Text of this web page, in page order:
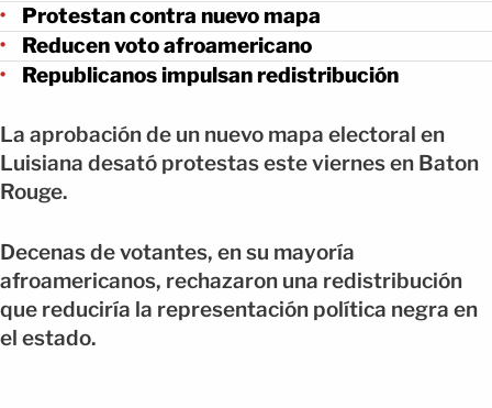
Protestan contra nuevo mapa
Reducen voto afroamericano
Republicanos impulsan redistribución
La aprobación de un nuevo mapa electoral en
Luisiana desató protestas este viernes en Baton
Rouge.
Decenas de votantes, en su mayoría
afroamericanos, rechazaron una redistribución
que reduciría la representación política negra en
el estado.